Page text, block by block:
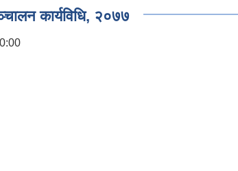
कार्यविधि, २०७७